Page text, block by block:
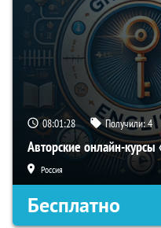
08:01:27 Получили:4
Авторские онлайн-курсы
Россия
Бесплатно